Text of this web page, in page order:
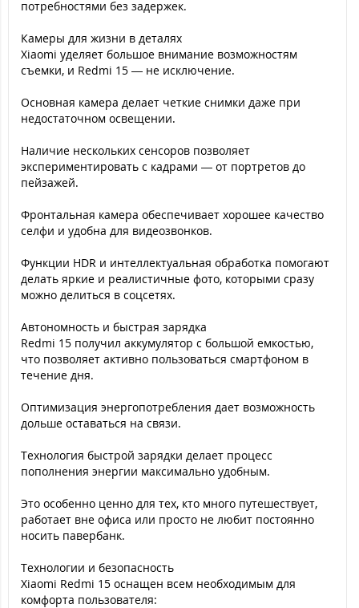
потребностями без задержек.
Камеры для жизни в деталях
Xiaomi уделяет большое внимание возможностям
съемки, и Redmi 15 — не исключение.
Основная камера делает четкие снимки даже при
недостаточном освещении.
Наличие нескольких сенсоров позволяет
экспериментировать с кадрами — от портретов до
пейзажей.
Фронтальная камера обеспечивает хорошее качество
селфи и удобна для видеозвонков.
Функции HDR и интеллектуальная обработка помогают
делать яркие и реалистичные фото, которыми сразу
можно делиться в соцсетях.
Автономность и быстрая зарядка
Redmi 15 получил аккумулятор с большой емкостью,
что позволяет активно пользоваться смартфоном в
течение дня.
Оптимизация энергопотребления дает возможность
дольше оставаться на связи.
Технология быстрой зарядки делает процесс
пополнения энергии максимально удобным.
Это особенно ценно для тех, кто много путешествует,
работает вне офиса или просто не любит постоянно
носить павербанк.
Технологии и безопасность
Xiaomi Redmi 15 оснащен всем необходимым для
комфорта пользователя: